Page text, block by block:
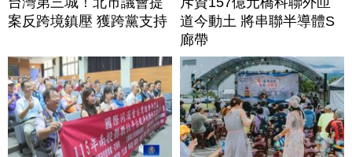
案反跨境鎮壓 獲跨黨支持
道今動土 將串聯半導體S
廊帶